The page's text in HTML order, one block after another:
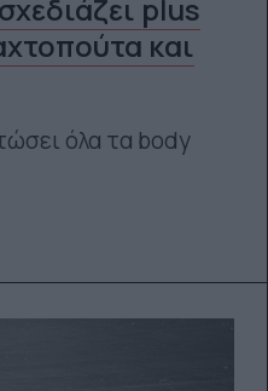
plus
και
όλα τα body